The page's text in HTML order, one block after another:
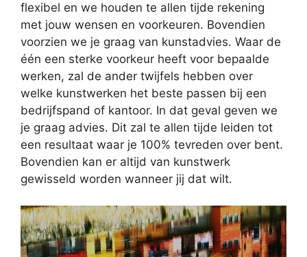
flexibel en we houden te allen tijde rekening
met jouw wensen en voorkeuren. Bovendien
voorzien we je graag van kunstadvies. Waar de
één een sterke voorkeur heeft voor bepaalde
werken, zal de ander twijfels hebben over
welke kunstwerken het beste passen bij een
bedrijfspand of kantoor. In dat geval geven we
je graag advies. Dit zal te allen tijde leiden tot
een resultaat waar je 100% tevreden over bent.
Bovendien kan er altijd van kunstwerk
gewisseld worden wanneer jij dat wilt.